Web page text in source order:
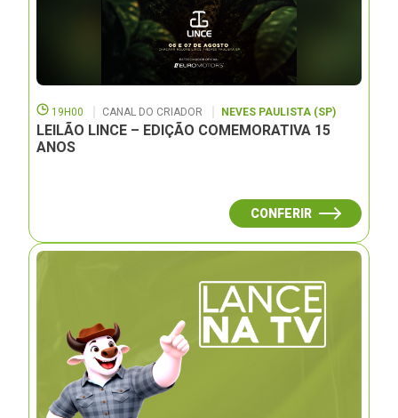
19H00 CANAL DO CRIADOR NEVES PAULISTA (SP)
LEILÃO LINCE – EDIÇÃO COMEMORATIVA 15
ANOS
CONFERIR